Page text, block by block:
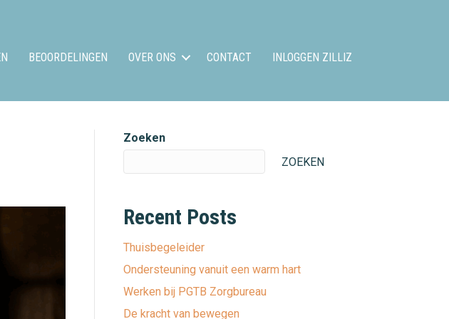
BEOORDELINGEN OVER ONS CONTACT INLOGGEN ZILLIZ
Zoeken
ZOEKEN
Recent Posts
Thuisbegeleider
Ondersteuning vanuit een warm hart
Werken bij PGTB Zorgbureau
De kracht van bewegen